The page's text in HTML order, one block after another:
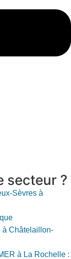
secteur ?
Sèvres à
à Châtelaillon-
à La Rochelle :